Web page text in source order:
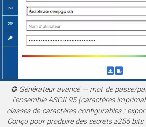
✪ Générateur avancé — mot de passe/
l’ensemble ASCII-95 (caractères
classes de caractères configurables ;
Conçu pour produire des secrets ≥256 bits